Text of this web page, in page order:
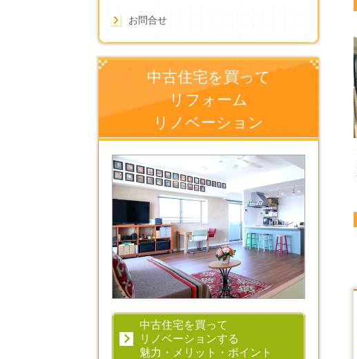
お問合せ
中古住宅を買って
リフォーム
リノベーション
中古住宅を買って
リノベーションする
魅力・メリット・ポイント